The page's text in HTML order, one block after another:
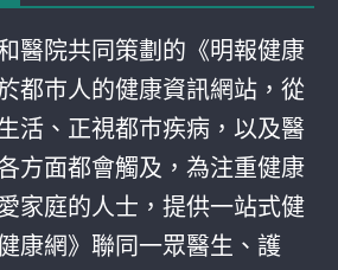
醫院共同策劃的《明報健康
都巿人的健康資訊網站，從
活、正視都巿疾病，以及醫
方面都會觸及，為注重健康
家庭的人士，提供一站式健
康網》聯同一眾醫生、護